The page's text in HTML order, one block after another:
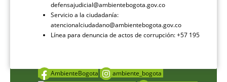
defensajudicial@ambientebogota.gov.co
Servicio a la ciudadanía:
atencionalciudadano@ambientebogota.gov.co
Línea para denuncia de actos de corrupción: +57 195
AmbienteBogota
ambiente_bogota